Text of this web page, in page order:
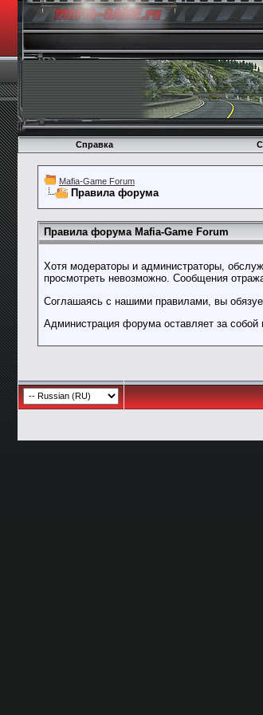
Справка
Mafia-Game Forum
Правила форума
Правила форума Mafia-Game Forum
Хотя модераторы и администраторы,
просмотреть невозможно. Сообщения
Соглашаясь с нашими правилами, вы
Администрация форума оставляет за